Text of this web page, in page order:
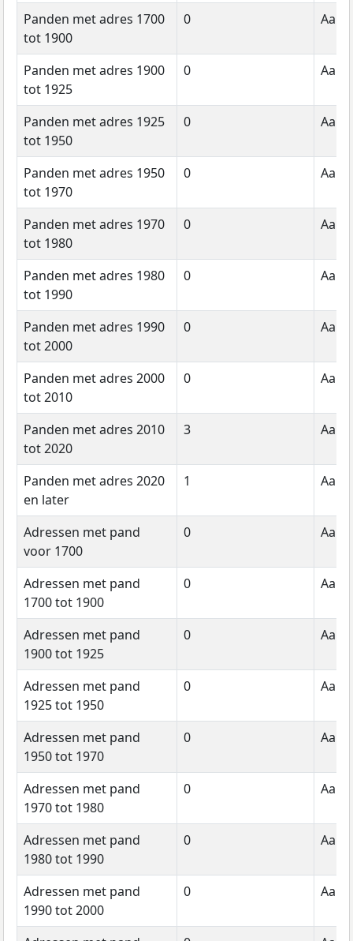
Panden met adres 1700
tot 1900
0
Panden met adres 1900
tot 1925
0
Panden met adres 1925
tot 1950
0
Panden met adres 1950
tot 1970
0
Panden met adres 1970
tot 1980
0
Panden met adres 1980
tot 1990
0
Panden met adres 1990
tot 2000
0
Panden met adres 2000
tot 2010
0
Panden met adres 2010
tot 2020
3
Panden met adres 2020
en later
1
Adressen met pand
voor 1700
0
Adressen met pand
1700 tot 1900
0
Adressen met pand
1900 tot 1925
0
Adressen met pand
1925 tot 1950
0
Adressen met pand
1950 tot 1970
0
Adressen met pand
1970 tot 1980
0
Adressen met pand
1980 tot 1990
0
Adressen met pand
1990 tot 2000
0